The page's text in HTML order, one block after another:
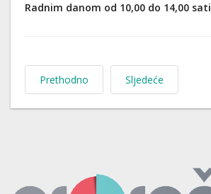
Radnim danom od 10,00 do 14,00 sati
Prethodno Sljedeće